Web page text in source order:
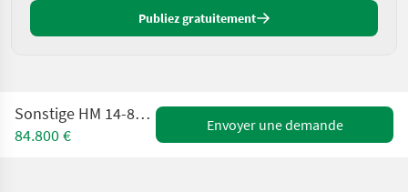
Publiez gratuitement
Sonstige HM 14-800 KT Flishugger
84.800 €
Envoyer une demande